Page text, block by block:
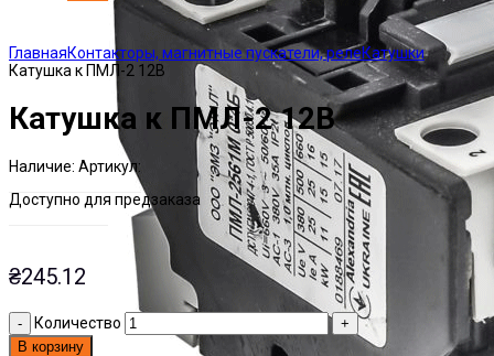
Click to enlarge
ГлавнаяКонтакторы, магнитные пускатели, релеКатушки
Катушка к ПМЛ-2 12В
Катушка к ПМЛ-2 12В
Наличие: Есть на складе
Артикул:
ЭТАЛ0126031
Доступно для предзаказа
₴245.12
Количество
В корзину